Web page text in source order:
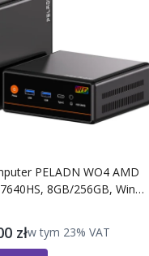
PELADN WO4 AMD
8GB/256GB, Win
PC. Model WO4
złw tym 23% VAT